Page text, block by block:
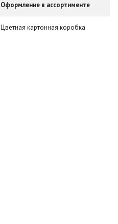
Оформление в ассортименте
Цветная картонная коробка